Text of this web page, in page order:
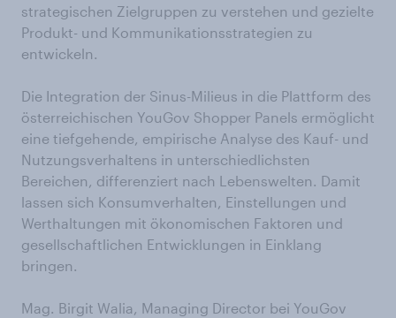
strategischen Zielgruppen zu verstehen und gezielte
Produkt- und Kommunikationsstrategien zu
entwickeln.
Die Integration der Sinus-Milieus in die Plattform des
österreichischen YouGov Shopper Panels ermöglicht
eine tiefgehende, empirische Analyse des Kauf- und
Nutzungsverhaltens in unterschiedlichsten
Bereichen, differenziert nach Lebenswelten. Damit
lassen sich Konsumverhalten, Einstellungen und
Werthaltungen mit ökonomischen Faktoren und
gesellschaftlichen Entwicklungen in Einklang
bringen.
Mag. Birgit Walia, Managing Director bei YouGov